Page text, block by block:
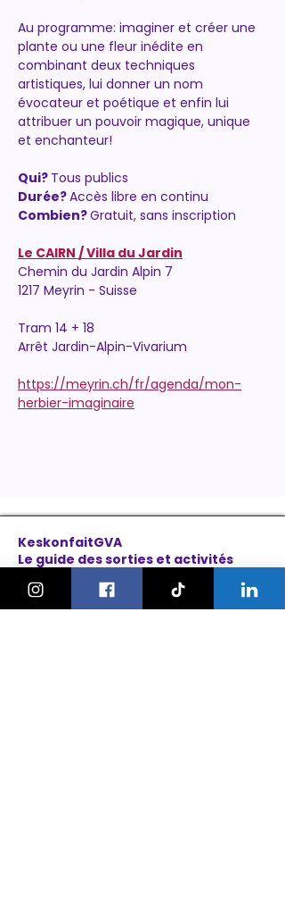
Au programme: imaginer et créer une
plante ou une fleur inédite en
combinant deux techniques
artistiques, lui donner un nom
évocateur et poétique et enfin lui
attribuer un pouvoir magique, unique
et enchanteur!
Qui? Tous publics
Durée? Accès libre en continu
Combien? Gratuit, sans inscription
Le CAIRN / Villa du Jardin
Chemin du Jardin Alpin 7
1217 Meyrin - Suisse
Tram 14 + 18
Arrêt Jardin-Alpin-Vivarium
https://meyrin.ch/fr/agenda/mon-
herbier-imaginaire
KeskonfaitGVA
Le guide des sorties et activités
On bouge les familles ou bien ?!